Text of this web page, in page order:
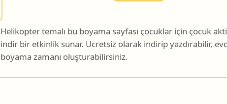
indir bir etkinlik sunar. Ücretsiz olarak indirip yazdırabilir,
boyama zamanı oluşturabilirsiniz.